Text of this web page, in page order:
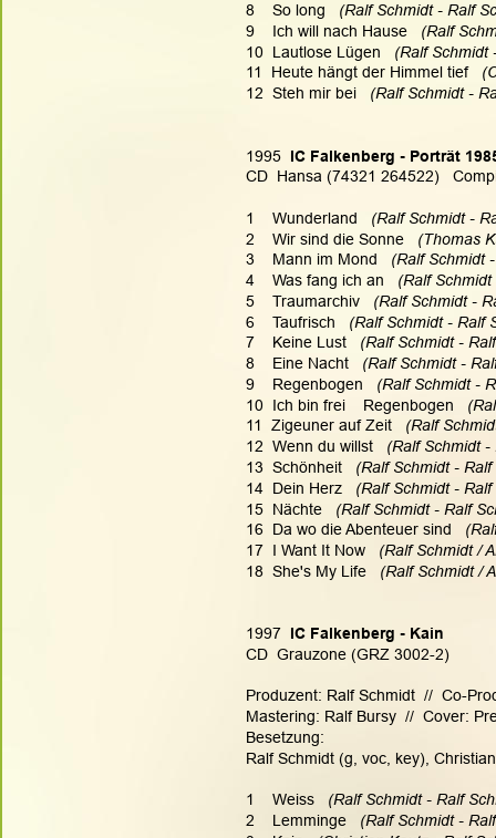
8    So long
(Ralf Schmidt - Ralf
9    Ich will nach Hause (Ralf
10  Lautlose Lügen
(Ralf Schmidt
11  Heute hängt der Himmel tief
12  Steh mir bei (Ralf Schmidt -
1995
IC Falkenberg - Porträt
CD  Hansa (74321 264522)
1    Wunderland (Ralf Schmidt -
2    Wir sind die Sonne
(Thomas
3    Mann im Mond (Ralf Schmidt
4    Was fang ich an (Ralf
5    Traumarchiv (Ralf Schmidt -
6    Taufrisch
(Ralf Schmidt - Ralf
7    Keine Lust (Ralf Schmidt -
8    Eine Nacht (Ralf Schmidt -
9    Regenbogen (Ralf Schmidt -
10  Ich bin frei    Regenbogen
11  Zigeuner auf Zeit (Ralf
12  Wenn du willst (Ralf Schmidt
13  Schönheit
(Ralf Schmidt -
14  Dein Herz (Ralf Schmidt -
15  Nächte (Ralf Schmidt - Ralf
16  Da wo die Abenteuer sind
17  I Want It Now
(Ralf Schmidt /
18  She's My Life
(Ralf Schmidt /
1997
  IC Falkenberg - Kain
CD  Grauzone (GRZ 3002-2)
Produzent: Ralf Schmidt  //  Co-
Mastering: Ralf Bursy  //  Cover:
Besetzung:
Ralf Schmidt (g, voc, key),
1    Weiss
(Ralf Schmidt - Ralf
2    Lemminge
(Ralf Schmidt -